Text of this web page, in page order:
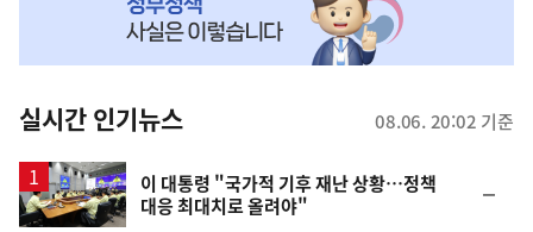
뉴
스
실시간 인기뉴스 08.06. 20:02 기준
이 대통령 "국가적 기후 재난 상황…정책
대응 최대치로 올려야"